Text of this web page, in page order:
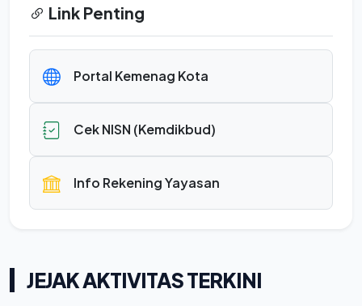
Link Penting
Portal Kemenag Kota
Cek NISN (Kemdikbud)
Info Rekening Yayasan
JEJAK AKTIVITAS TERKINI